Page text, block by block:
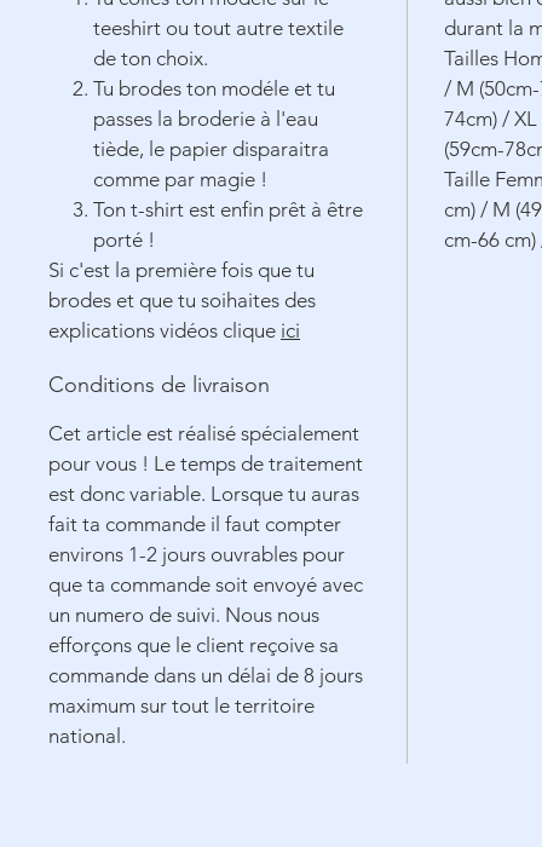
teeshirt ou tout autre textile
de ton choix.
Tu brodes ton modéle et tu
passes la broderie à l'eau
tiède, le papier disparaitra
comme par magie !
Ton t-shirt est enfin prêt à être
porté !
Si c'est la première fois que tu
brodes et que tu soihaites des
explications vidéos clique ici
durant la
Tailles
/ M
74cm) /
(59cm-
Taille
cm) / M
cm-66 cm)
Conditions de livraison
Cet article est réalisé spécialement
pour vous ! Le temps de traitement
est donc variable. Lorsque tu auras
fait ta commande il faut compter
environs 1-2 jours ouvrables pour
que ta commande soit envoyé avec
un numero de suivi. Nous nous
efforçons que le client reçoive sa
commande dans un délai de 8 jours
maximum sur tout le territoire
national.